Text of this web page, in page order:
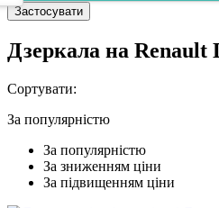
Застосувати
Дзеркала на Renault
Сортувати:
За популярнiстю
За популярнiстю
За зниженням ціни
За підвищенням ціни